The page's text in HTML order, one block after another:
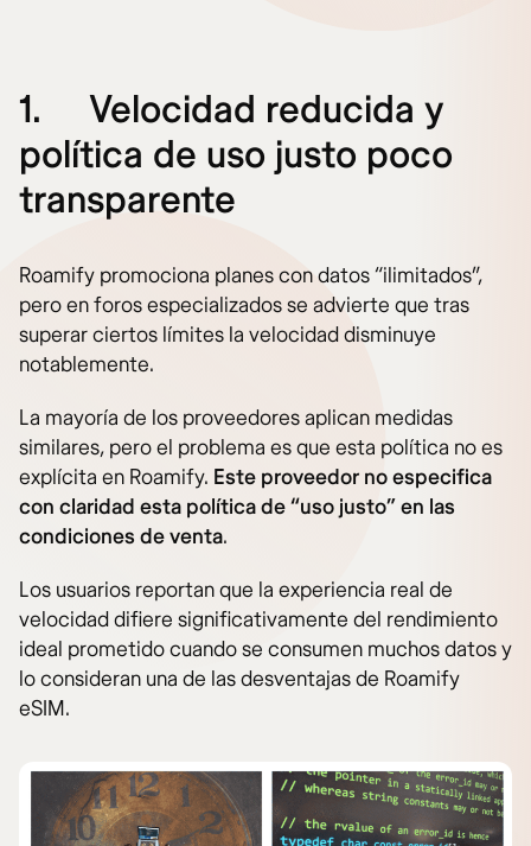
1.
Velocidad reducida y
política de uso justo poco
transparente
Roamify promociona planes con datos “ilimitados”,
pero en foros especializados se advierte que tras
superar ciertos límites la velocidad disminuye
notablemente.
La mayoría de los proveedores aplican medidas
similares, pero el problema es que esta política no es
explícita en Roamify. Este proveedor no especifica
con claridad esta política de “uso justo” en las
condiciones de venta.
Los usuarios reportan que la experiencia real de
velocidad difiere significativamente del rendimiento
ideal prometido cuando se consumen muchos datos y
lo consideran una de las desventajas de Roamify
eSIM.